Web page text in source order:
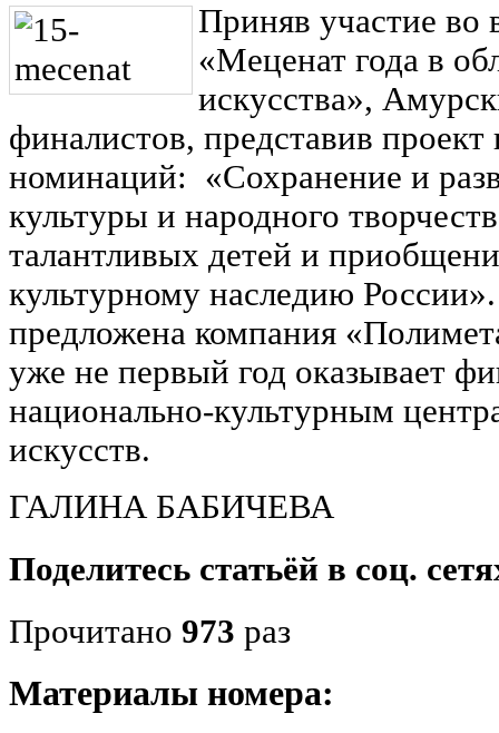
Приняв участие во
«Меценат года в
искусства»,
финалистов, представив
номинаций: «Сохранение и
культуры и народного
талантливых детей и
культурному наследию
предложена компания
уже не первый год оказывает
национально-культурным
искусств.
ГАЛИНА БАБИЧЕВА
Поделитесь статьёй в соц.
Прочитано 973 раз
Материалы номера: